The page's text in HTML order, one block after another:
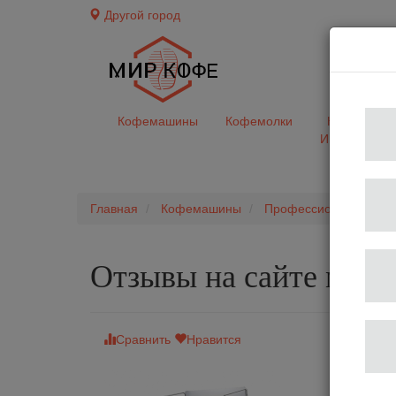
Другой город
Кофемашины Кофемолки
Кофе&Чай
Ингредиенты
Главная Кофемашины Профессиональные
Отзывы на сайте
Сравнить Нравится